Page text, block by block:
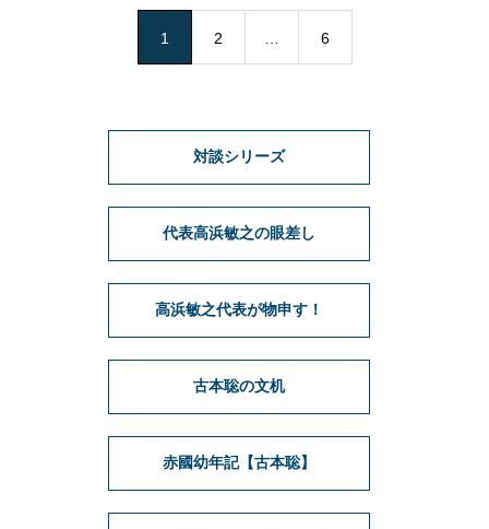
1 2 6
対談シリーズ
代表高浜敏之の眼差し
高浜敏之代表が物申す！
古本聡の文机
赤國幼年記【古本聡】